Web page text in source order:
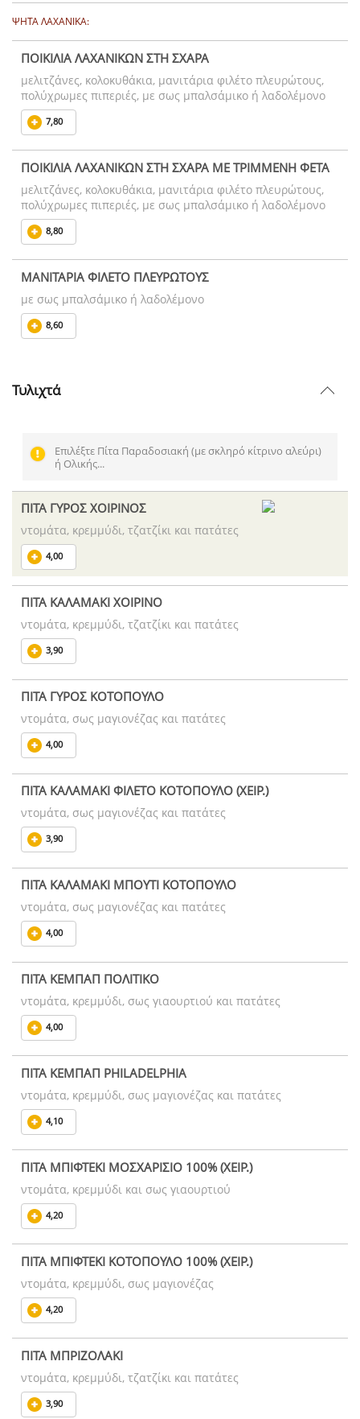
ΨΗΤΑ ΛΑΧΑΝΙΚΑ:
ΠΟΙΚΙΛΙΑ ΛΑΧΑΝΙΚΩΝ ΣΤΗ ΣΧΑΡΑ
μελιτζάνες, κολοκυθάκια, μανιτάρια φιλέτο πλευρώτους,
πολύχρωμες πιπεριές, με σως μπαλσάμικο ή λαδολέμονο
7,80
ΠΟΙΚΙΛΙΑ ΛΑΧΑΝΙΚΩΝ ΣΤΗ ΣΧΑΡΑ ΜΕ ΤΡΙΜΜΕΝΗ ΦΕΤΑ
μελιτζάνες, κολοκυθάκια, μανιτάρια φιλέτο πλευρώτους,
πολύχρωμες πιπεριές, με σως μπαλσάμικο ή λαδολέμονο
8,80
ΜΑΝΙΤΑΡΙΑ ΦΙΛΕΤΟ ΠΛΕΥΡΩΤΟΥΣ
με σως μπαλσάμικο ή λαδολέμονο
8,60
Τυλιχτά
Επιλέξτε Πίτα Παραδοσιακή (με σκληρό κίτρινο αλεύρι)
ή Ολικής...
ΠΙΤΑ ΓΥΡΟΣ ΧΟΙΡΙΝΟΣ
ντομάτα, κρεμμύδι, τζατζίκι και πατάτες
4,00
ΠΙΤΑ ΚΑΛΑΜΑΚΙ ΧΟΙΡΙΝΟ
ντομάτα, κρεμμύδι, τζατζίκι και πατάτες
3,90
ΠΙΤΑ ΓΥΡΟΣ ΚΟΤΟΠΟΥΛΟ
ντομάτα, σως μαγιονέζας και πατάτες
4,00
ΠΙΤΑ ΚΑΛΑΜΑΚΙ ΦΙΛΕΤΟ ΚΟΤΟΠΟΥΛΟ (ΧΕΙΡ.)
ντομάτα, σως μαγιονέζας και πατάτες
3,90
ΠΙΤΑ ΚΑΛΑΜΑΚΙ ΜΠΟΥΤΙ ΚΟΤΟΠΟΥΛΟ
ντομάτα, σως μαγιονέζας και πατάτες
4,00
ΠΙΤΑ ΚΕΜΠΑΠ ΠΟΛΙΤΙΚΟ
ντομάτα, κρεμμύδι, σως γιαουρτιού και πατάτες
4,00
ΠΙΤΑ ΚΕΜΠΑΠ PHILADELPHIA
ντομάτα, κρεμμύδι, σως μαγιονέζας και πατάτες
4,10
ΠΙΤΑ ΜΠΙΦΤΕΚΙ ΜΟΣΧΑΡΙΣΙΟ 100% (ΧΕΙΡ.)
ντομάτα, κρεμμύδι και σως γιαουρτιού
4,20
ΠΙΤΑ ΜΠΙΦΤΕΚΙ ΚΟΤΟΠΟΥΛΟ 100% (ΧΕΙΡ.)
ντομάτα, κρεμμύδι, σως μαγιονέζας
4,20
ΠΙΤΑ ΜΠΡΙΖΟΛΑΚΙ
ντομάτα, κρεμμύδι, τζατζίκι και πατάτες
3,90